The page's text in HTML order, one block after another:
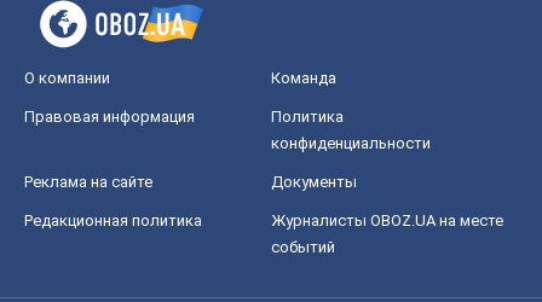
О компании Команда
Правовая информация
Политика
конфиденциальности
Реклама на сайте Документы
Редакционная политика
Журналисты OBOZ.UA на месте
событий